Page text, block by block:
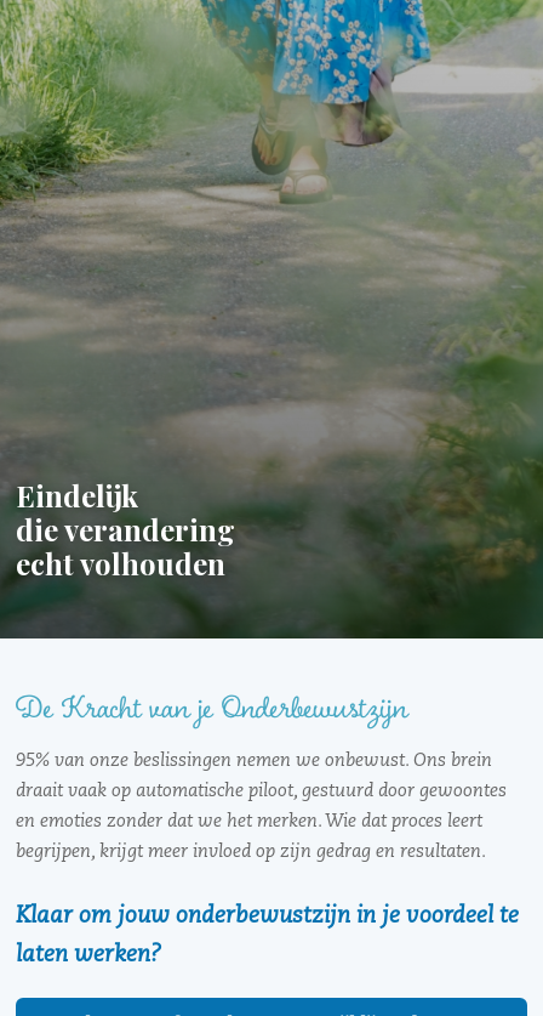
Eindelijk
die verandering
echt volhouden
De Kracht van je Onderbewustzijn
95% van onze beslissingen nemen we onbewust. Ons brein
draait vaak op automatische piloot, gestuurd door gewoontes
en emoties zonder dat we het merken. Wie dat proces leert
begrijpen, krijgt meer invloed op zijn gedrag en resultaten.
Klaar om jouw onderbewustzijn in je voordeel te
laten werken?